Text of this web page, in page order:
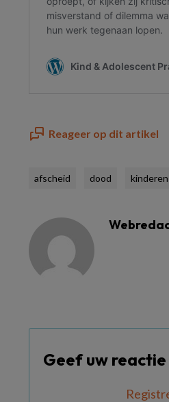
Reageer op dit artikel
afscheid dood kinderen
Geef uw reactie